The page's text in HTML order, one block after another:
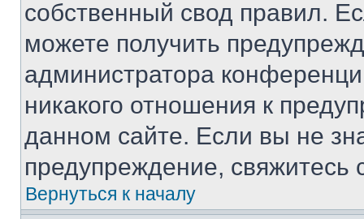
собственный свод правил.
можете получить
администратора
никакого отношения к
данном сайте. Если вы не
предупреждение,
Вернуться к началу